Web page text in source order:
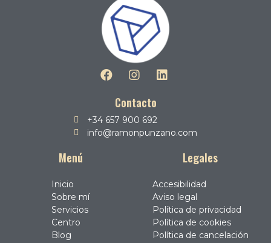
Contacto
+34 657 900 692
info@ramonpunzano.com
Menú
Inicio
Sobre mí
Servicios
Centro
Blog
Legales
Accesibilidad
Aviso legal
Política de privacidad
Política de cookies
Política de cancelación